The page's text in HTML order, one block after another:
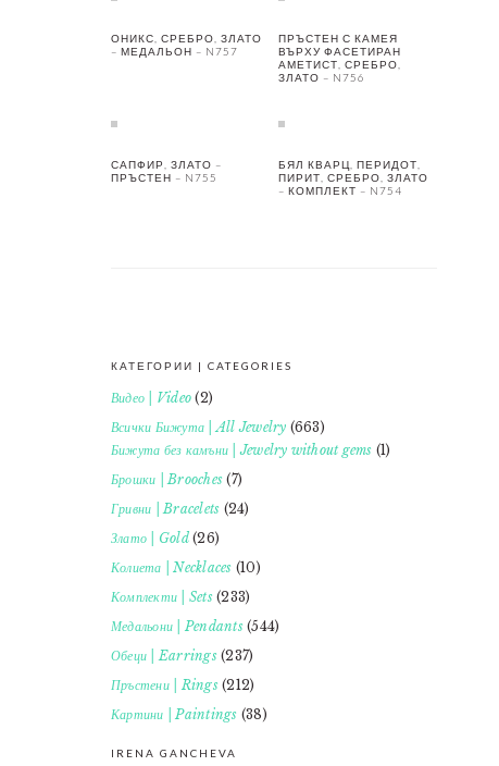
ОНИКС, СРЕБРО, ЗЛАТО
– МЕДАЛЬОН – N757
ПРЪСТЕН С КАМЕЯ
ВЪРХУ ФАСЕТИРАН
АМЕТИСТ, СРЕБРО,
ЗЛАТО – N756
САПФИР, ЗЛАТО –
ПРЪСТЕН – N755
БЯЛ КВАРЦ, ПЕРИДОТ,
ПИРИТ, СРЕБРО, ЗЛАТО
– КОМПЛЕКТ – N754
КАТЕГОРИИ | CATEGORIES
Видео | Video (2)
Всички Бижута | All Jewelry (663)
Бижута без камъни | Jewelry without gems (1)
Брошки | Brooches (7)
Гривни | Bracelets (24)
Злато | Gold(26)
Колиета | Necklaces (10)
Комплекти | Sets(233)
Медальони | Pendants(544)
Обеци | Earrings(237)
Пръстени | Rings(212)
Картини | Paintings (38)
IRENA GANCHEVA